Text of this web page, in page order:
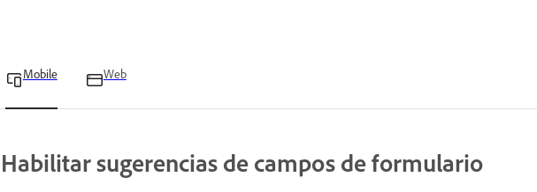
Mobile Web
Habilitar sugerencias de campos de formulario